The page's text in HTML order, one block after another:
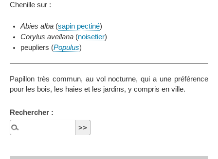
Chenille sur :
Abies alba(sapin pectiné)
Corylus avellana(noisetier)
peupliers (Populus)
Papillon très commun, au vol nocturne, qui a une préférence
pour les bois, les haies et les jardins, y compris en ville.
Rechercher :